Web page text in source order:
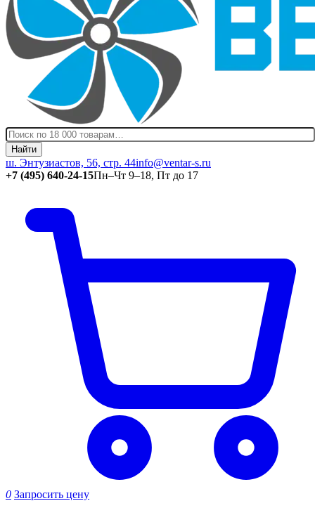
Найти
ш. Энтузиастов, 56, стр. 44info@ventar-s.ru
+7 (495) 640-24-15Пн–Чт 9–18, Пт до 17
0 Запросить цену